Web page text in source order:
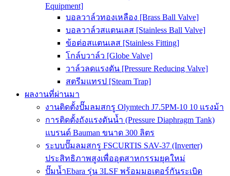
Equipment]
บอลวาล์วทองเหลือง [Brass Ball Valve]
บอลวาล์วสแตนเลส [Stainless Ball Valve]
ข้อต่อสแตนเลส [Stainless Fitting]
โกล์บวาล์ว [Globe Valve]
วาล์วลดแรงดัน [Pressure Reducing Valve]
สตรีมแทรป [Steam Trap]
ผลงานที่ผ่านมา
งานติดตั้งปั๊มลมสกรู Olymtech J7.5PM-10 10 แรงม้า
การติดตั้งถังแรงดันน้ำ (Pressure Diaphragm Tank)
แบรนด์ Bauman ขนาด 300 ลิตร
ระบบปั๊มลมสกรู FSCURTIS SAV-37 (Inverter)
ประสิทธิภาพสูงเพื่ออุตสาหกรรมยุคใหม่
ปั๊มน้ำEbara รุ่น 3LSF พร้อมมอเตอร์กันระเบิด